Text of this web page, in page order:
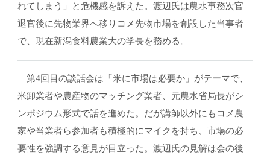
れてしまう」と危機感を訴えた。渡辺氏は農水事務次官
退官後に先物業界へ移りコメ先物市場を創設した当事者
で、現在新潟食料農業大の学長を務める。
第4回目の談話会は「米に市場は必要か」がテーマで、
米卸業者や農産物のマッチング業者、元農水省局長がシ
ンポジウム形式で話を進めた。だが講師以外にもコメ農
家や当業者ら参加者も積極的にマイクを持ち、市場の必
要性を強調する意見が目立った。渡辺氏の見解は会の後